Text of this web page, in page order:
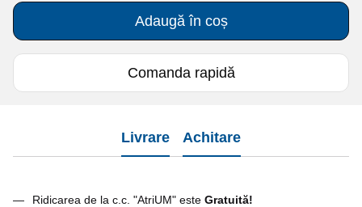
Adaugă în coș
Comanda rapidă
Livrare Achitare
Ridicarea de la c.c. "AtriUM" este Gratuită!